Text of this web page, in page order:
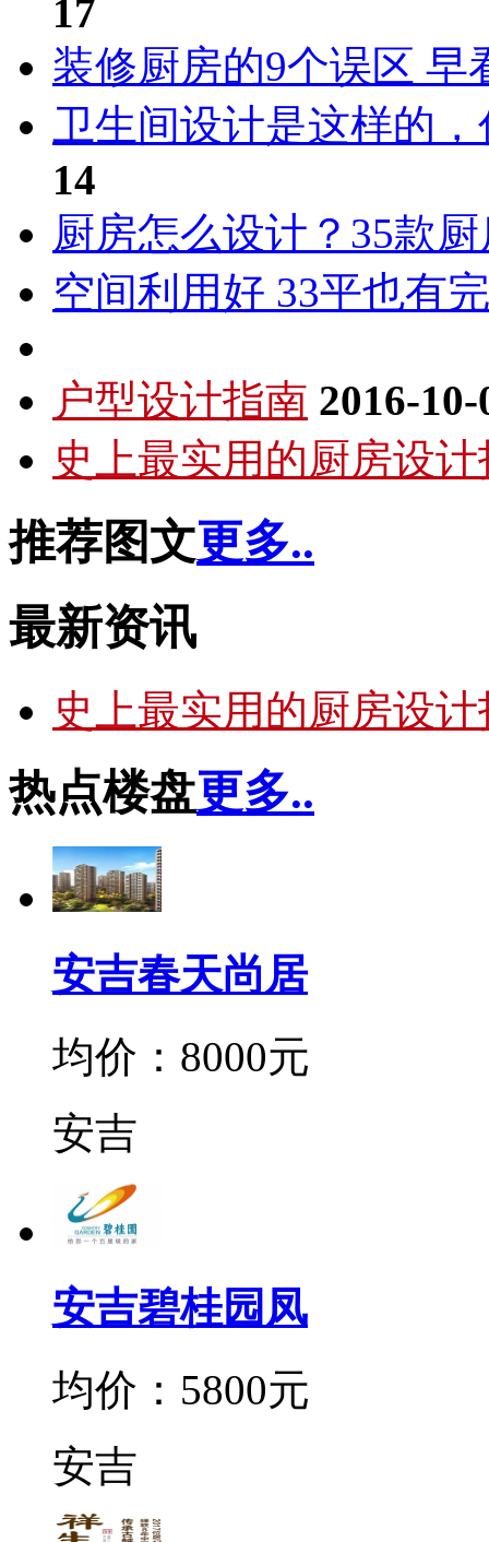
17
装修厨房的9个误区 早
卫生间设计是这样的
14
厨房怎么设计？35款
空间利用好 33平也有
户型设计指南 2016-10-
史上最实用的厨房设
推荐图文更多..
最新资讯
史上最实用的厨房设
热点楼盘更多..
安吉春天尚居
均价：8000元
安吉
安吉碧桂园凤
均价：5800元
安吉